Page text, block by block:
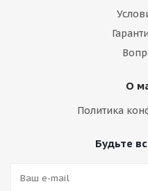
О
Политика
Будьте